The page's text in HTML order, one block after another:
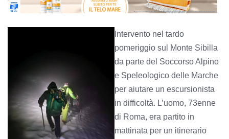
Intervento nel tardo
pomeriggio sul Monte Sibilla
da parte del Soccorso Alpino
e Speleologico delle Marche
per aiutare un escursionista
in difficoltà. L’uomo, 73enne
di Roma, era partito in
mattinata per un itinerario